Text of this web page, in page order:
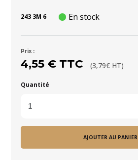
243 3M 6 En stock
Prix :
4,55 € TTC (3,79€ HT)
Quantité
AJOUTER AU PANIER